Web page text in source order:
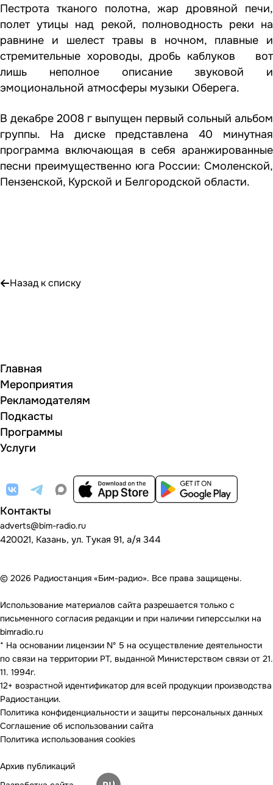
Пестрота тканого полотна, жар дровяной печи,
полет утицы над рекой, полноводность реки на
равнине и шелест травы в ночном, плавные и
стремительные хороводы, дробь каблуков вот
лишь неполное описание звуковой и
эмоциональной атмосферы музыки Оберега.
В декабре 2008 г выпущен первый сольный альбом
группы. На диске представлена 40 минутная
программа включающая в себя аранжированные
песни преимущественно юга России: Смоленской,
Пензенской, Курской и Белгородской области.
Назад к списку
Главная
Мероприятия
Рекламодателям
Подкасты
Программы
Услуги
Контакты
adverts@bim-radio.ru
420021, Казань, ул. Тукая 91, а/я 344
© 2026 Радиостанция «Бим-радио». Все права защищены.
Использование материалов сайта разрешается только с
письменного согласия редакции и при наличии гиперссылки на
bimradio.ru
* На основании лицензии Nº 5 на осуществление деятельности
по связи на территории РТ, выданной Министерством связи от 21.
11. 1994г.
12+ возрастной идентификатор для всей продукции производства
Радиостанции.
Политика конфиденциальности и защиты персональных данных
Соглашение об использовании сайта
Политика использования cookies
Архив публикаций